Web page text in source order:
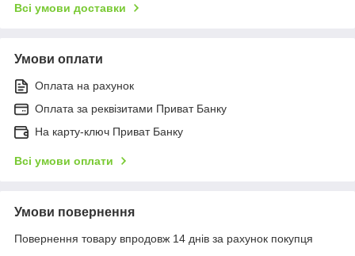
Всі умови доставки
Умови оплати
Оплата на рахунок
Оплата за реквізитами Приват Банку
На карту-ключ Приват Банку
Всі умови оплати
Умови повернення
Повернення товару впродовж 14 днів за рахунок покупця